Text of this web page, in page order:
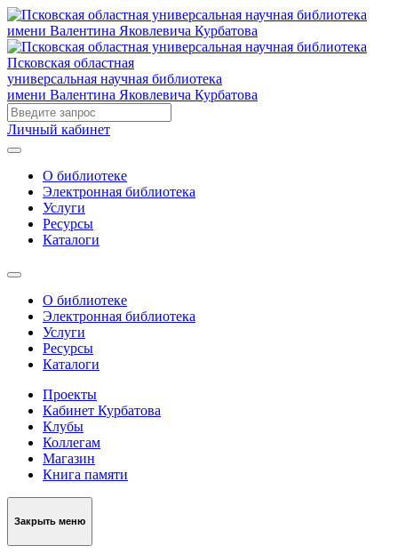
Псковская областная
универсальная научная библиотека
имени Валентина Яковлевича Курбатова
Личный кабинет
О библиотеке
Электронная библиотека
Услуги
Ресурсы
Каталоги
О библиотеке
Электронная библиотека
Услуги
Ресурсы
Каталоги
Проекты
Кабинет Курбатова
Клубы
Коллегам
Магазин
Книга памяти
Закрыть меню